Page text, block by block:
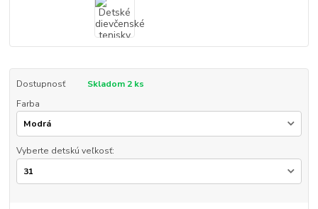
Dostupnosť
Skladom 2 ks
Farba
Vyberte detskú veľkosť: